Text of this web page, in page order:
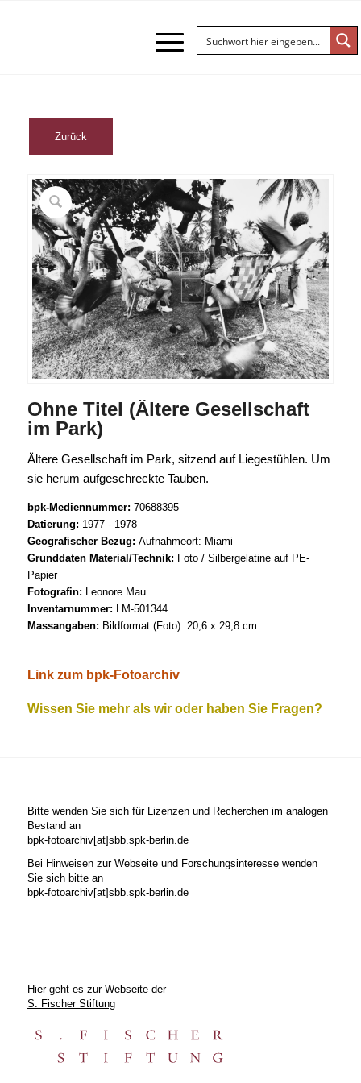
Ohne Titel (Ältere Gesellschaft
im Park)
Ältere Gesellschaft im Park, sitzend auf Liegestühlen. Um
sie herum aufgeschreckte Tauben.
bpk-Mediennummer: 70688395
Datierung: 1977 - 1978
Geografischer Bezug: Aufnahmeort: Miami
Grunddaten Material/Technik: Foto / Silbergelatine auf PE-
Papier
Fotografin:
Leonore Mau
Inventarnummer:
LM-501344
Massangaben: Bildformat (Foto): 20,6 x 29,8 cm
Link zum bpk-Fotoarchiv
Wissen Sie mehr als wir oder haben Sie Fragen?
Bitte wenden Sie sich für Lizenzen und Recherchen im analogen
Bestand an
bpk-fotoarchiv[at]sbb.spk-berlin.de
Bei Hinweisen zur Webseite und Forschungsinteresse wenden
Sie sich bitte an
bpk-fotoarchiv[at]sbb.spk-berlin.de
Hier geht es zur Webseite der
S. Fischer Stiftung